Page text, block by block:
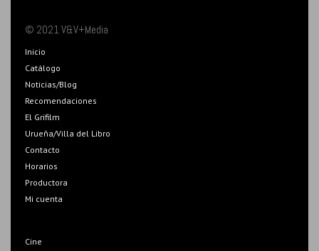
© 2021 V&V+Media
Inicio
Catálogo
Noticias/Blog
Recomendaciones
El Grifilm
Urueña/Villa del Libro
Contacto
Horarios
Productora
Mi cuenta
Cine